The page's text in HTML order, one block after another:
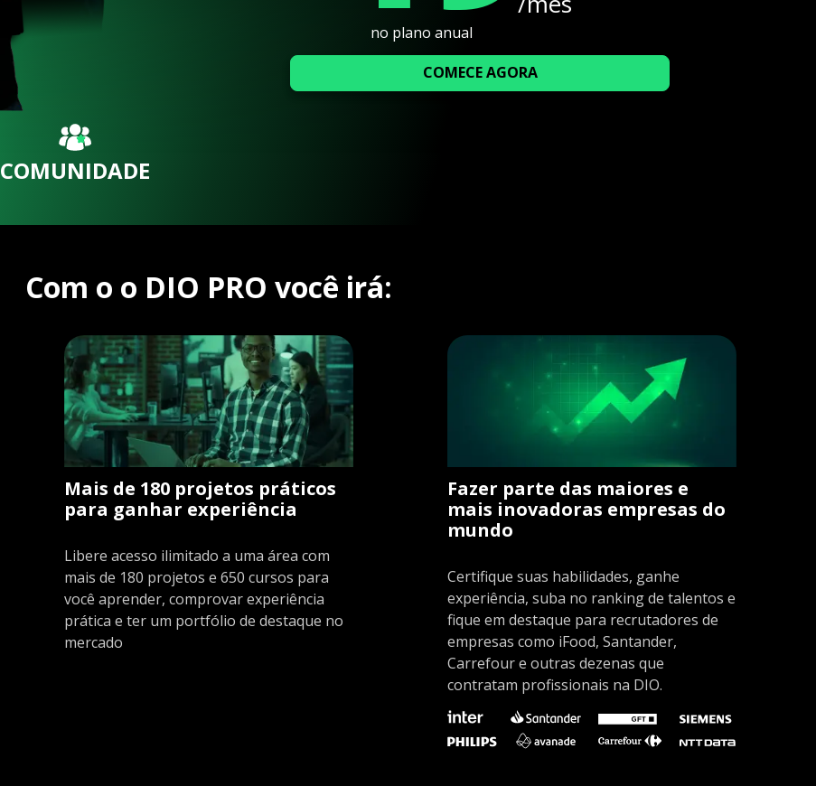
COMUNIDADE
no plano anual
COMECE AGORA
Com o o DIO PRO você irá:
Mais de 180 projetos práticos
para ganhar experiência
Libere acesso ilimitado a uma área com
mais de 180 projetos e 650 cursos para
você aprender, comprovar experiência
prática e ter um portfólio de destaque no
mercado
Fazer parte das maiores e
mais inovadoras empresas do
mundo
Certifique suas habilidades, ganhe
experiência, suba no ranking de talentos e
fique em destaque para recrutadores de
empresas como iFood, Santander,
Carrefour e outras dezenas que
contratam profissionais na DIO.